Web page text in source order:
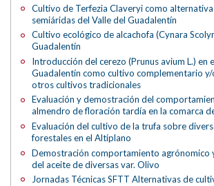
Cultivo de Terfezia Claveryi como alternativa
semiáridas del Valle del Guadalentín
Cultivo ecológico de alcachofa (Cynara
Guadalentín
Introducción del cerezo (Prunus avium L.) en
Guadalentín como cultivo complementario
otros cultivos tradicionales
Evaluación y demostración del
almendro de floración tardía en la comarca
Evaluación del cultivo de la trufa sobre
forestales en el Altiplano
Demostración comportamiento agrónomico
del aceite de diversas var. Olivo
Jornadas Técnicas SFTT Alternativas de